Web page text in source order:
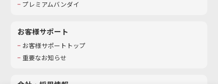
プレミアムバンダイ
お客様サポート
お客様サポートトップ
重要なお知らせ